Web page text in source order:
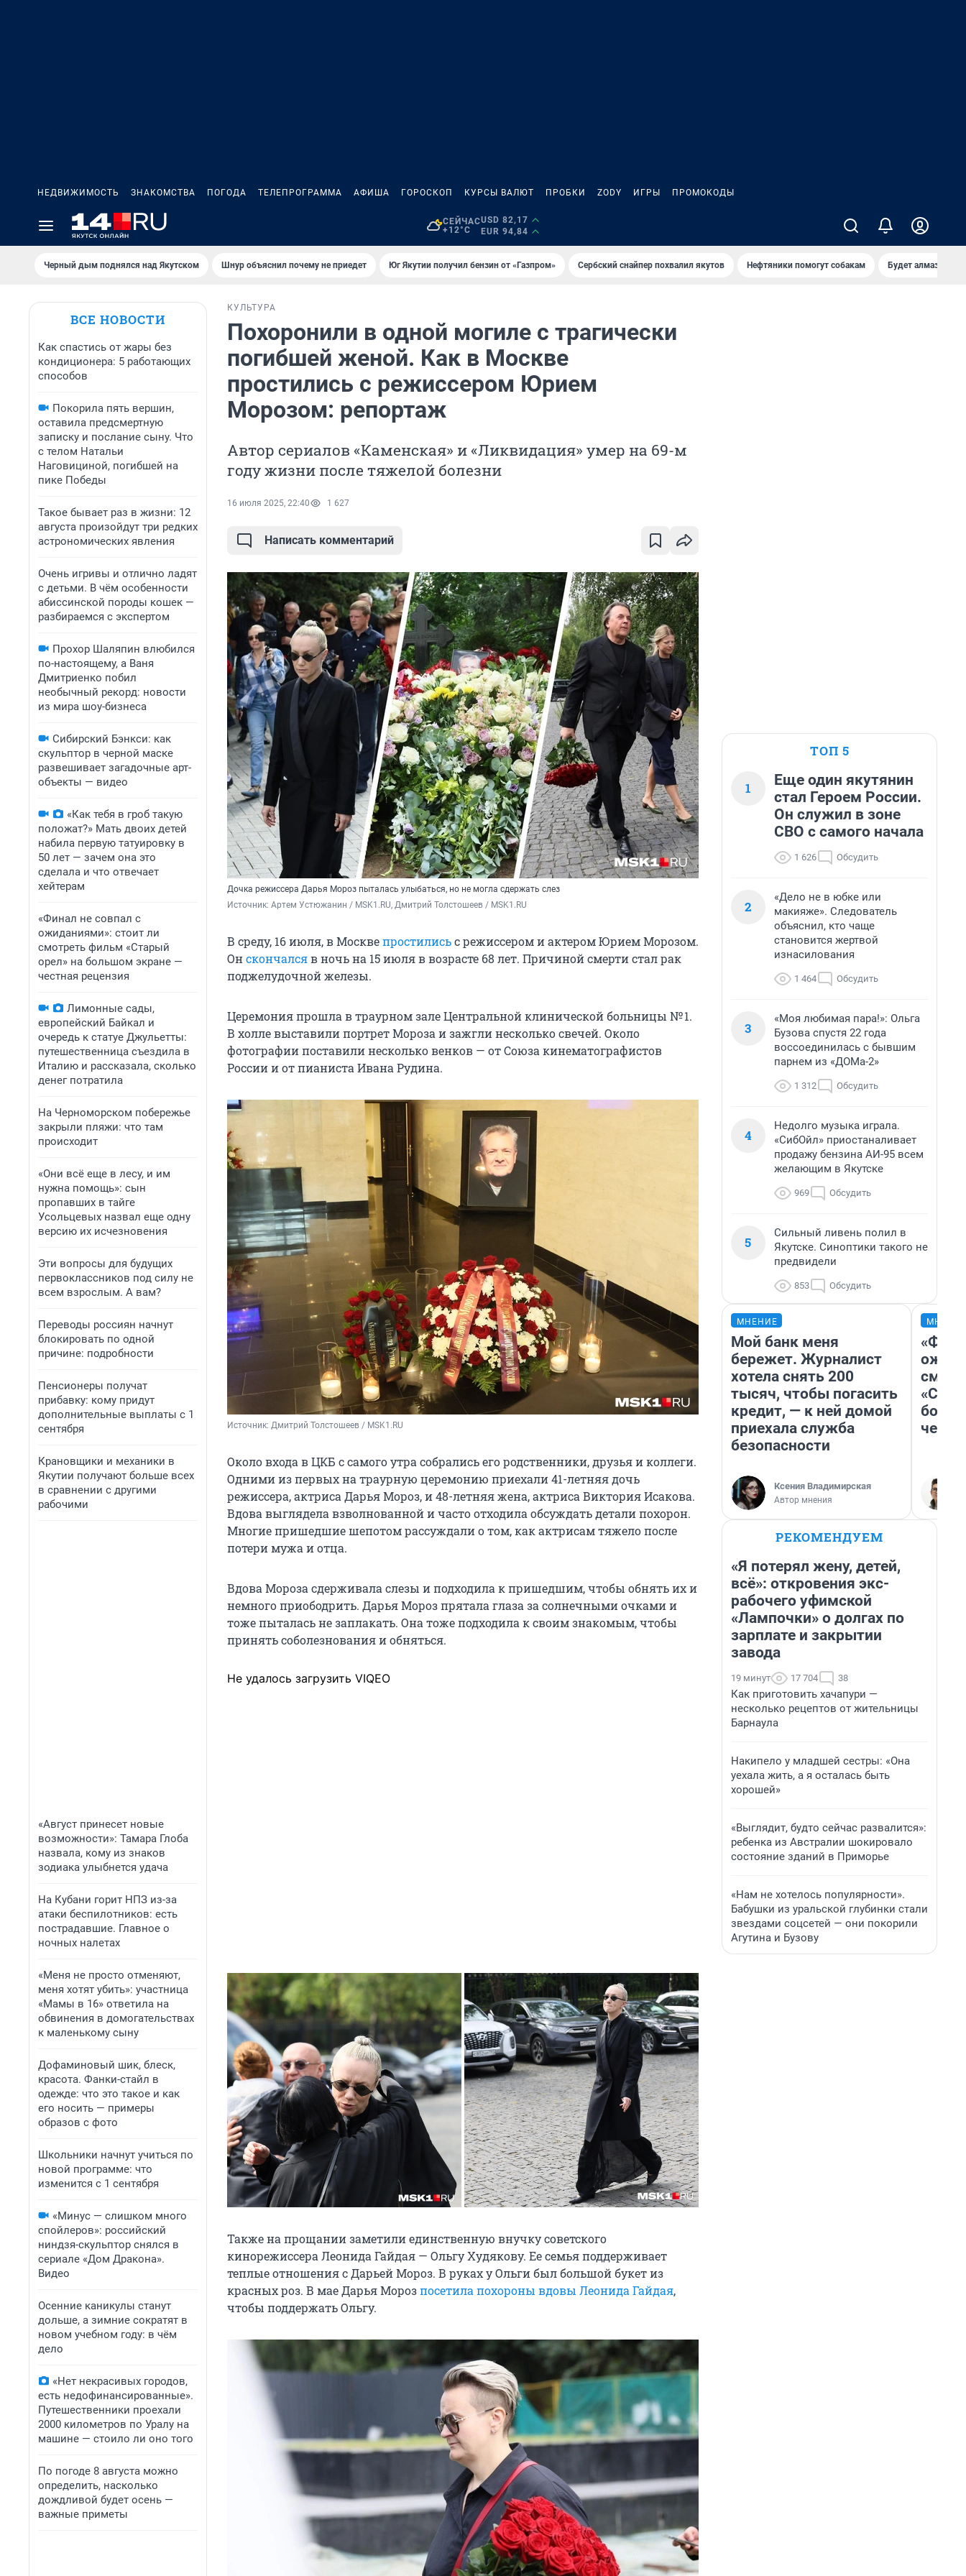
НЕДВИЖИМОСТЬ ЗНАКОМСТВА ПОГОДА ТЕЛЕПРОГРАММА АФИША ГОРОСКОП КУРСЫ ВАЛЮТ ПРОБКИ ZODY ИГРЫ ПРОМОКОДЫ
СЕЙЧАС
+12°C
USD 82,17
EUR 94,84
Черный дым поднялся над Якутском Шнур объяснил почему не приедет Юг Якутии получил бензин от «Газпром» Сербский снайпер похвалил якутов Нефтяники помогут собакам Будет алмазный
ВСЕ НОВОСТИ
Как спастись от жары без
кондиционера: 5 работающих
способов
Покорила пять вершин,
оставила предсмертную
записку и послание сыну. Что
с телом Натальи
Наговициной, погибшей на
пике Победы
Такое бывает раз в жизни: 12
августа произойдут три редких
астрономических явления
Очень игривы и отлично ладят
с детьми. В чём особенности
абиссинской породы кошек —
разбираемся с экспертом
Прохор Шаляпин влюбился
по-настоящему, а Ваня
Дмитриенко побил
необычный рекорд: новости
из мира шоу-бизнеса
Сибирский Бэнкси: как
скульптор в черной маске
развешивает загадочные арт-
объекты — видео
«Как тебя в гроб такую
положат?» Мать двоих детей
набила первую татуировку в
50 лет — зачем она это
сделала и что отвечает
хейтерам
«Финал не совпал с
ожиданиями»: стоит ли
смотреть фильм «Старый
орел» на большом экране —
честная рецензия
Лимонные сады,
европейский Байкал и
очередь к статуе Джульетты:
путешественница съездила в
Италию и рассказала, сколько
денег потратила
На Черноморском побережье
закрыли пляжи: что там
происходит
«Они всё еще в лесу, и им
нужна помощь»: сын
пропавших в тайге
Усольцевых назвал еще одну
версию их исчезновения
Эти вопросы для будущих
первоклассников под силу не
всем взрослым. А вам?
Переводы россиян начнут
блокировать по одной
причине: подробности
Пенсионеры получат
прибавку: кому придут
дополнительные выплаты с 1
сентября
Крановщики и механики в
Якутии получают больше всех
в сравнении с другими
рабочими
«Август принесет новые
возможности»: Тамара Глоба
назвала, кому из знаков
зодиака улыбнется удача
На Кубани горит НПЗ из-за
атаки беспилотников: есть
пострадавшие. Главное о
ночных налетах
«Меня не просто отменяют,
меня хотят убить»: участница
«Мамы в 16» ответила на
обвинения в домогательствах
к маленькому сыну
Дофаминовый шик, блеск,
красота. Фанки-стайл в
одежде: что это такое и как
его носить — примеры
образов с фото
Школьники начнут учиться по
новой программе: что
изменится с 1 сентября
«Минус — слишком много
спойлеров»: российский
ниндзя-скульптор снялся в
сериале «Дом Дракона».
Видео
Осенние каникулы станут
дольше, а зимние сократят в
новом учебном году: в чём
дело
«Нет некрасивых городов,
есть недофинансированные».
Путешественники проехали
2000 километров по Уралу на
машине — стоило ли оно того
По погоде 8 августа можно
определить, насколько
дождливой будет осень —
важные приметы
КУЛЬТУРА
Похоронили в одной могиле с трагически
погибшей женой. Как в Москве
простились с режиссером Юрием
Морозом: репортаж
Автор сериалов «Каменская» и «Ликвидация» умер на 69-м
году жизни после тяжелой болезни
16 июля 2025, 22:40 1 627
Написать комментарий
Дочка режиссера Дарья Мороз пыталась улыбаться, но не могла сдержать слез
Источник: Артем Устюжанин / MSK1.RU, Дмитрий Толстошеев / MSK1.RU
В среду, 16 июля, в Москвепростилисьс режиссером и актером Юрием Морозом.
Онскончалсяв ночь на 15 июля в возрасте 68 лет. Причиной смерти стал рак
поджелудочной железы.
Церемония прошла в траурном зале Центральной клинической больницы № 1.
В холле выставили портрет Мороза и зажгли несколько свечей. Около
фотографии поставили несколько венков — от Союза кинематографистов
России и от пианиста Ивана Рудина.
Источник: Дмитрий Толстошеев / MSK1.RU
Около входа в ЦКБ с самого утра собрались его родственники, друзья и коллеги.
Одними из первых на траурную церемонию приехали 41-летняя дочь
режиссера, актриса Дарья Мороз, и 48-летняя жена, актриса Виктория Исакова.
Вдова выглядела взволнованной и часто отходила обсуждать детали похорон.
Многие пришедшие шепотом рассуждали о том, как актрисам тяжело после
потери мужа и отца.
Вдова Мороза сдерживала слезы и подходила к пришедшим, чтобы обнять их и
немного приободрить. Дарья Мороз прятала глаза за солнечными очками и
тоже пыталась не заплакать. Она тоже подходила к своим знакомым, чтобы
принять соболезнования и обняться.
Не удалось загрузить VIQEO
Также на прощании заметили единственную внучку советского
кинорежиссера Леонида Гайдая — Ольгу Худякову. Ее семья поддерживает
теплые отношения с Дарьей Мороз. В руках у Ольги был большой букет из
красных роз. В мае Дарья Морозпосетила похороны вдовы Леонида Гайдая,
чтобы поддержать Ольгу.
ТОП 5
1
Еще один якутянин
стал Героем России.
Он служил в зоне
СВО с самого начала
1 626 Обсудить
2
«Дело не в юбке или
макияже». Следователь
объяснил, кто чаще
становится жертвой
изнасилования
1 464 Обсудить
3
«Моя любимая пара!»: Ольга
Бузова спустя 22 года
воссоединилась с бывшим
парнем из «ДОМа-2»
1 312 Обсудить
4
Недолго музыка играла.
«СибОйл» приостаналивает
продажу бензина АИ-95 всем
желающим в Якутске
969 Обсудить
5
Сильный ливень полил в
Якутске. Синоптики такого не
предвидели
853 Обсудить
МНЕНИЕ
Мой банк меня
бережет. Журналист
хотела снять 200
тысяч, чтобы погасить
кредит, — к ней домой
приехала служба
безопасности
Ксения Владимирская
Автор мнения
РЕКОМЕНДУЕМ
«Я потерял жену, детей,
всё»: откровения экс-
рабочего уфимской
«Лампочки» о долгах по
зарплате и закрытии
завода
19 минут 17 704 38
Как приготовить хачапури —
несколько рецептов от жительницы
Барнаула
Накипело у младшей сестры: «Она
уехала жить, а я осталась быть
хорошей»
«Выглядит, будто сейчас развалится»:
ребенка из Австралии шокировало
состояние зданий в Приморье
«Нам не хотелось популярности».
Бабушки из уральской глубинки стали
звездами соцсетей — они покорили
Агутина и Бузову